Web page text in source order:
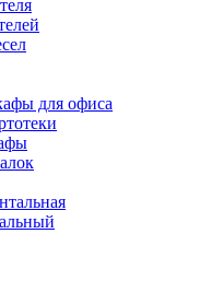
для офиса